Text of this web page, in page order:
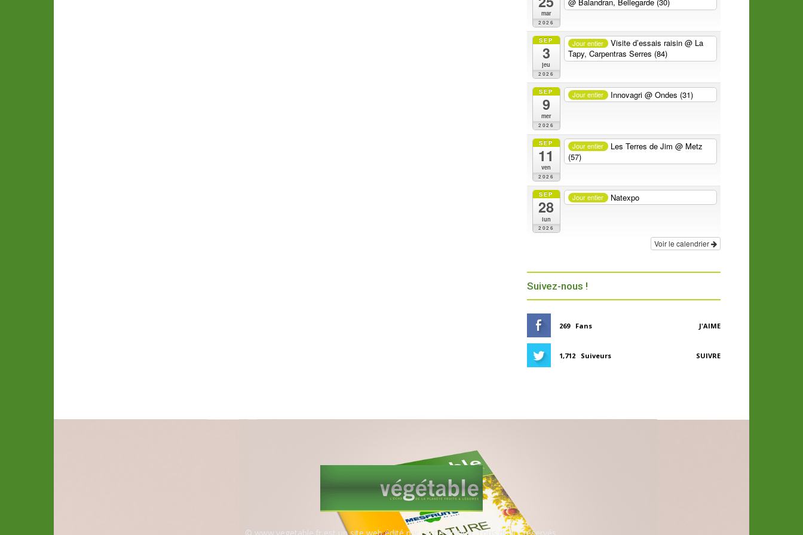
mar
2026
SEP
3
jeu
2026
Jour entier Visite d’essais raisin@ La
Tapy, Carpentras Serres (84)
SEP
9
mer
2026
Jour entier Innovagri@ Ondes (31)
SEP
11
ven
2026
Jour entier Les Terres de Jim@ Metz
(57)
SEP
28
lun
2026
Jour entier Natexpo
Voir le calendrier
Suivez-nous !
269 Fans J'AIME
1,712 Suiveurs SUIVRE